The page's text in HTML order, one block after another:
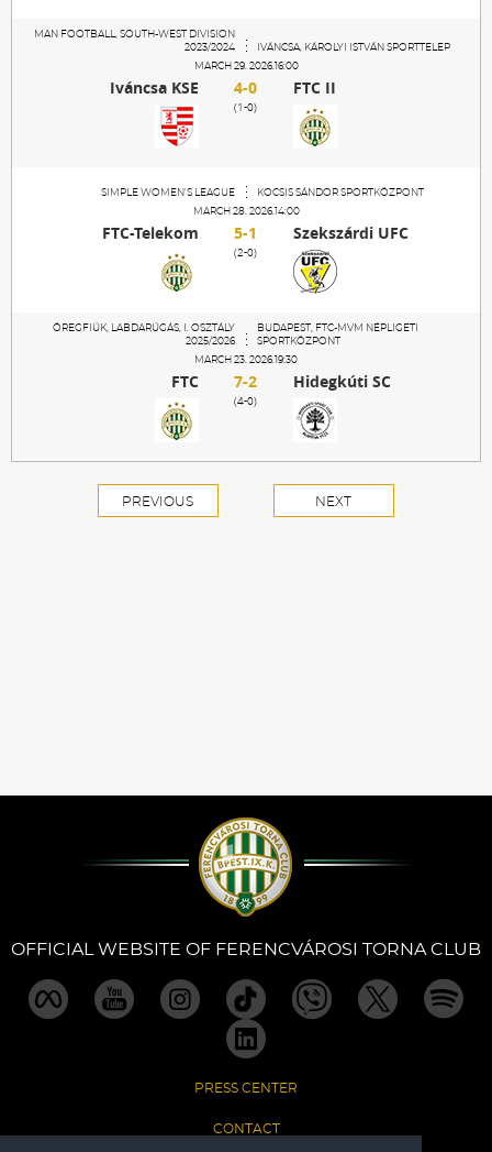
MAN FOOTBALL, SOUTH-WEST DIVISION
2023/2024
IVÁNCSA, KÁROLYI ISTVÁN SPORTTELEP
MARCH 29. 2026.16:00
Iváncsa KSE 4-0 FTC II
(1-0)
SIMPLE WOMEN'S LEAGUE
KOCSIS SÁNDOR SPORTKÖZPONT
MARCH 28. 2026.14:00
FTC-Telekom 5-1 Szekszárdi UFC
(2-0)
ÖREGFIÚK, LABDARÚGÁS, I. OSZTÁLY
2025/2026
BUDAPEST, FTC-MVM NÉPLIGETI
SPORTKÖZPONT
MARCH 23. 2026.19:30
FTC 7-2 Hidegkúti SC
(4-0)
PREVIOUS NEXT
OFFICIAL WEBSITE OF FERENCVÁROSI TORNA CLUB
PRESS CENTER
CONTACT